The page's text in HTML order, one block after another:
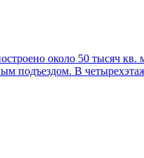
около 50 тысяч
подъездом. В